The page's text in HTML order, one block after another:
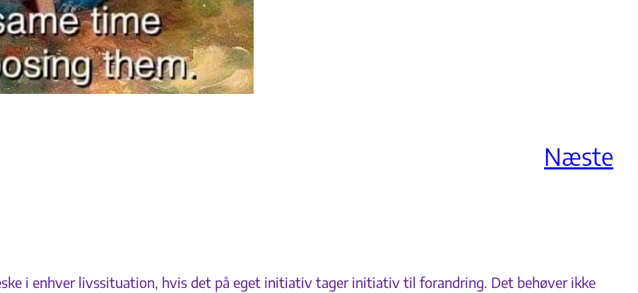
Næste
i enhver livssituation, hvis det på eget initiativ tager initiativ til forandring. Det behøver ikke